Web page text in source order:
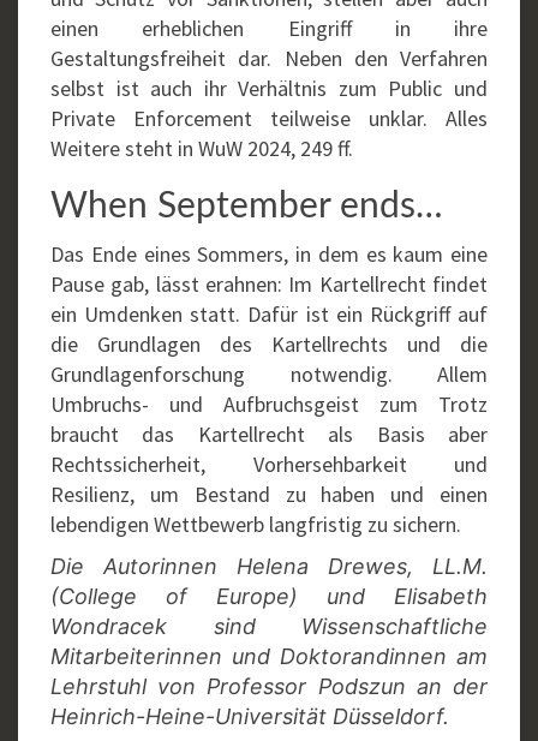
einen erheblichen Eingriff in ihre
Gestaltungsfreiheit dar. Neben den Verfahren
selbst ist auch ihr Verhältnis zum Public und
Private Enforcement teilweise unklar. Alles
Weitere steht in WuW 2024, 249 ff.
When September ends…
Das Ende eines Sommers, in dem es kaum eine
Pause gab, lässt erahnen: Im Kartellrecht findet
ein Umdenken statt. Dafür ist ein Rückgriff auf
die Grundlagen des Kartellrechts und die
Grundlagenforschung notwendig. Allem
Umbruchs- und Aufbruchsgeist zum Trotz
braucht das Kartellrecht als Basis aber
Rechtssicherheit, Vorhersehbarkeit und
Resilienz, um Bestand zu haben und einen
lebendigen Wettbewerb langfristig zu sichern.
Die Autorinnen Helena Drewes, LL.M.
(College of Europe) und Elisabeth
Wondracek sind Wissenschaftliche
Mitarbeiterinnen und Doktorandinnen am
Lehrstuhl von Professor Podszun an der
Heinrich-Heine-Universität Düsseldorf.